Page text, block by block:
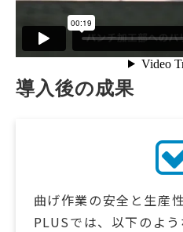
導入後の成果
曲げ作業の安全と生産
PLUSでは、以下のよ